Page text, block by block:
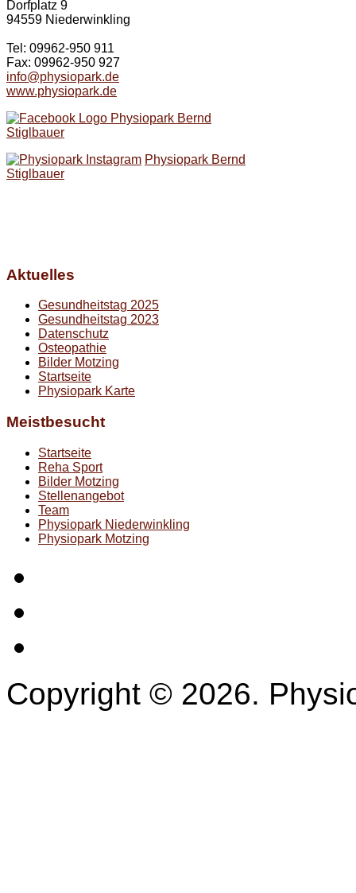
Dorfplatz 9
94559 Niederwinkling
Tel: 09962-950 911
Fax: 09962-950 927
info@physiopark.de
www.physiopark.de
Physiopark Bernd
Stiglbauer
Physiopark Bernd
Stiglbauer
Aktuelles
Gesundheitstag 2025
Gesundheitstag 2023
Datenschutz
Osteopathie
Bilder Motzing
Startseite
Physiopark Karte
Meistbesucht
Startseite
Reha Sport
Bilder Motzing
Stellenangebot
Team
Physiopark Niederwinkling
Physiopark Motzing
Copyright © 2026.